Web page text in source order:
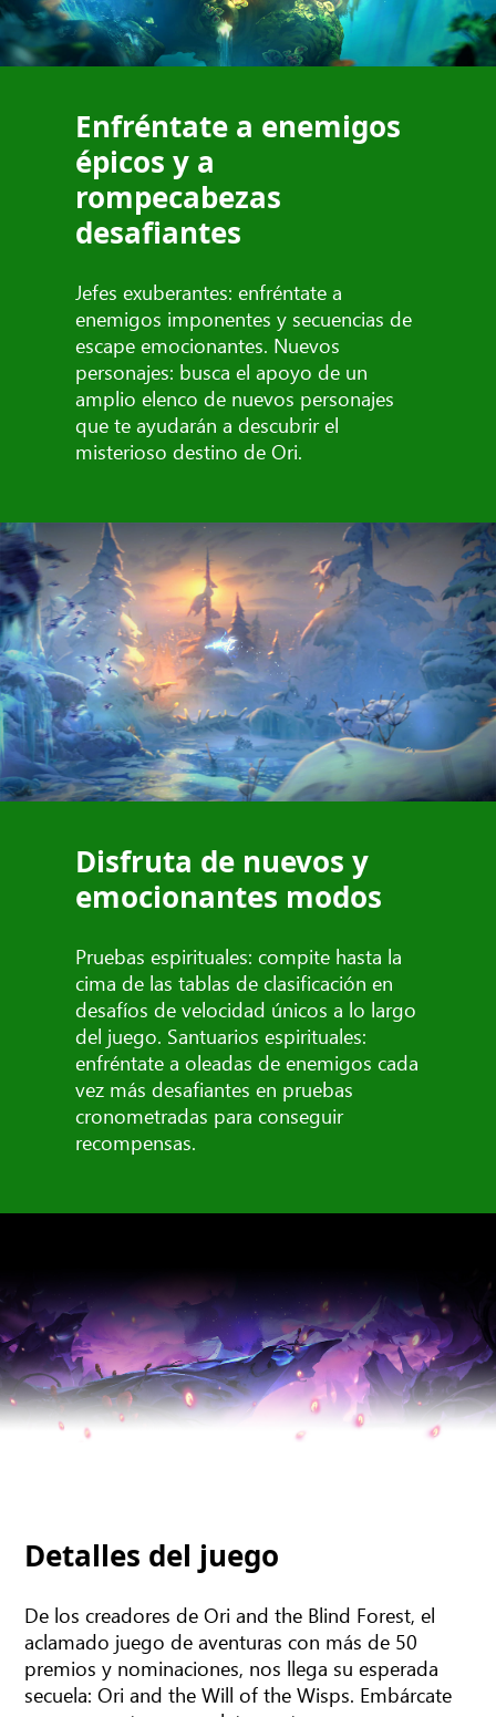
Enfréntate a enemigos
épicos y a
rompecabezas
desafiantes
Jefes exuberantes: enfréntate a
enemigos imponentes y secuencias de
escape emocionantes. Nuevos
personajes: busca el apoyo de un
amplio elenco de nuevos personajes
que te ayudarán a descubrir el
misterioso destino de Ori.
Disfruta de nuevos y
emocionantes modos
Pruebas espirituales: compite hasta la
cima de las tablas de clasificación en
desafíos de velocidad únicos a lo largo
del juego. Santuarios espirituales:
enfréntate a oleadas de enemigos cada
vez más desafiantes en pruebas
cronometradas para conseguir
recompensas.
Detalles del juego
De los creadores de Ori and the Blind Forest, el
aclamado juego de aventuras con más de 50
premios y nominaciones, nos llega su esperada
secuela: Ori and the Will of the Wisps. Embárcate